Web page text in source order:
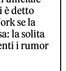
è detto
se la
la solita
i rumor